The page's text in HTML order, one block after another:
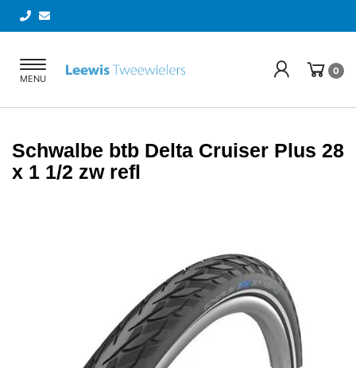
Toggle
navigation
MENU
0
Schwalbe btb Delta Cruiser Plus 28
x 1 1/2 zw refl